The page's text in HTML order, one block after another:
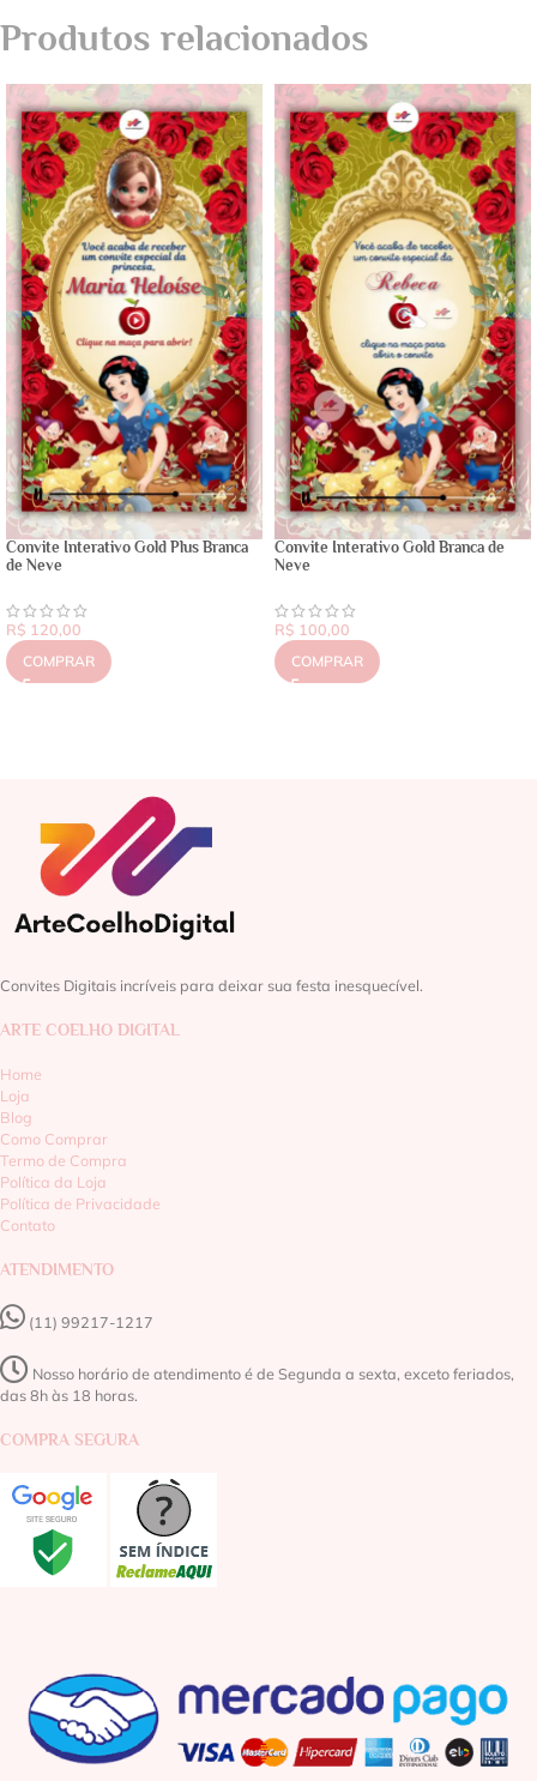
Produtos relacionados
Convite Interativo Gold Plus Branca
de Neve
R$ 120,00
COMPRAR
Convite Interativo Gold Branca de
Neve
R$ 100,00
COMPRAR
Convites Digitais incríveis para deixar sua festa inesquecível.
ARTE COELHO DIGITAL
Home
Loja
Blog
Como Comprar
Termo de Compra
Política da Loja
Política de Privacidade
Contato
ATENDIMENTO
(11) 99217-1217‬
Nosso horário de atendimento é de Segunda a sexta, exceto feriados,
das 8h às 18 horas.
COMPRA SEGURA